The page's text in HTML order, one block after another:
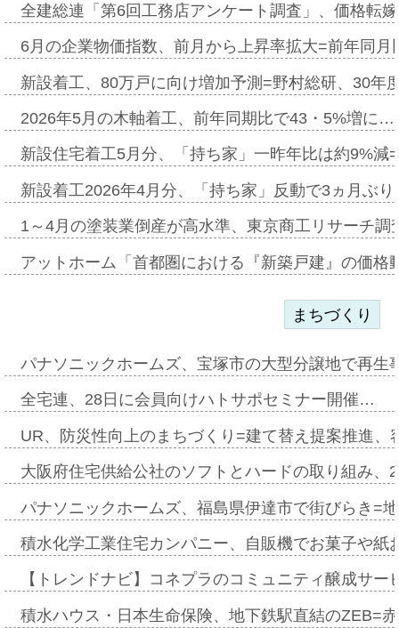
全建総連「第6回工務店アンケート調査」、価格転
6月の企業物価指数、前月から上昇率拡大=前年同
新設着工、80万戸に向け増加予測=野村総研、30年
2026年5月の木軸着工、前年同期比で43・5%増に…
新設住宅着工5月分、「持ち家」一昨年比は約9%
新設着工2026年4月分、「持ち家」反動で3ヵ月ぶ
1～4月の塗装業倒産が高水準、東京商工リサーチ
アットホーム「首都圏における『新築戸建』の価
まちづくり
パナソニックホームズ、宝塚市の大型分譲地で再
全宅連、28日に会員向けハトサポセミナー開催…
UR、防災性向上のまちづくり=建て替え提案推進
大阪府住宅供給公社のソフトとハードの取り組み
パナソニックホームズ、福島県伊達市で街びらき=
積水化学工業住宅カンパニー、自販機でお菓子や
【トレンドナビ】コネプラのコミュニティ醸成サ
積水ハウス・日本生命保険、地下鉄駅直結のZEB=